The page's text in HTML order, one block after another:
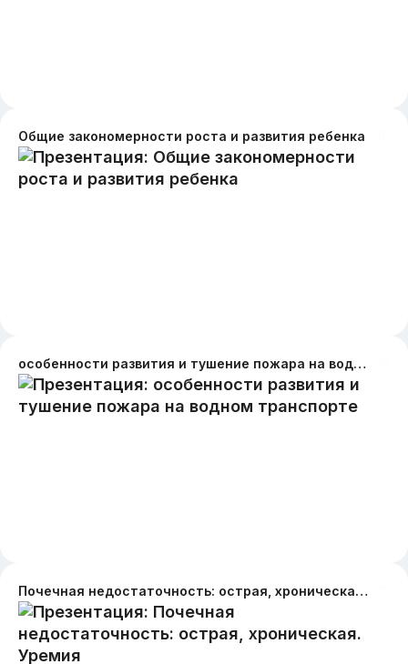
Общие закономерности роста и развития ребенка
особенности развития и тушение пожара на водном транспорте
Почечная недостаточность: острая, хроническая. Уремия